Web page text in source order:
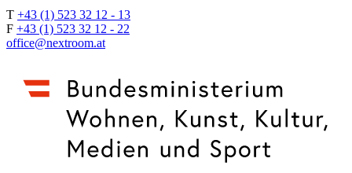
T +43 (1) 523 32 12 - 13
F +43 (1) 523 32 12 - 22
office@nextroom.at